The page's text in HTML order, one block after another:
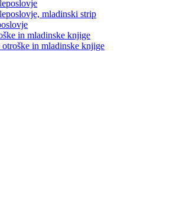
mladinski strip
in mladinske knjige
otroške in mladinske knjige